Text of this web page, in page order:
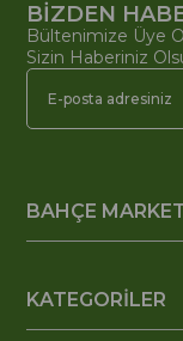
BİZDEN
Bültenimize Üye
Sizin Haberiniz
BAHÇE
KATEGORİLER